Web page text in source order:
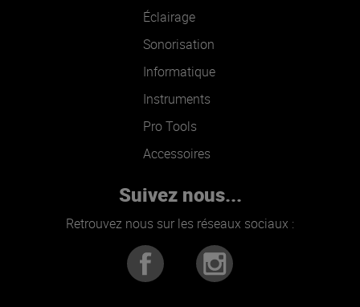
Éclairage
Sonorisation
Informatique
Instruments
Pro Tools
Accessoires
Suivez nous...
Retrouvez nous sur les réseaux sociaux :